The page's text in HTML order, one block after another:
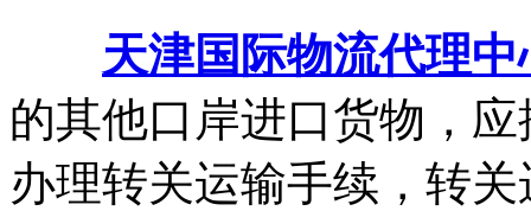
天津国际物流代理中
的其他口岸进口货物，
办理转关运输手续，转